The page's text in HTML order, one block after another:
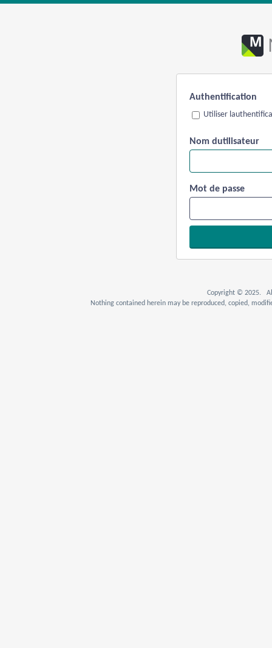
Authentification
Utiliser
Nom dutilisateur
Mot de passe
Copyright © 2025. All
Nothing contained herein may be reproduced, copied,